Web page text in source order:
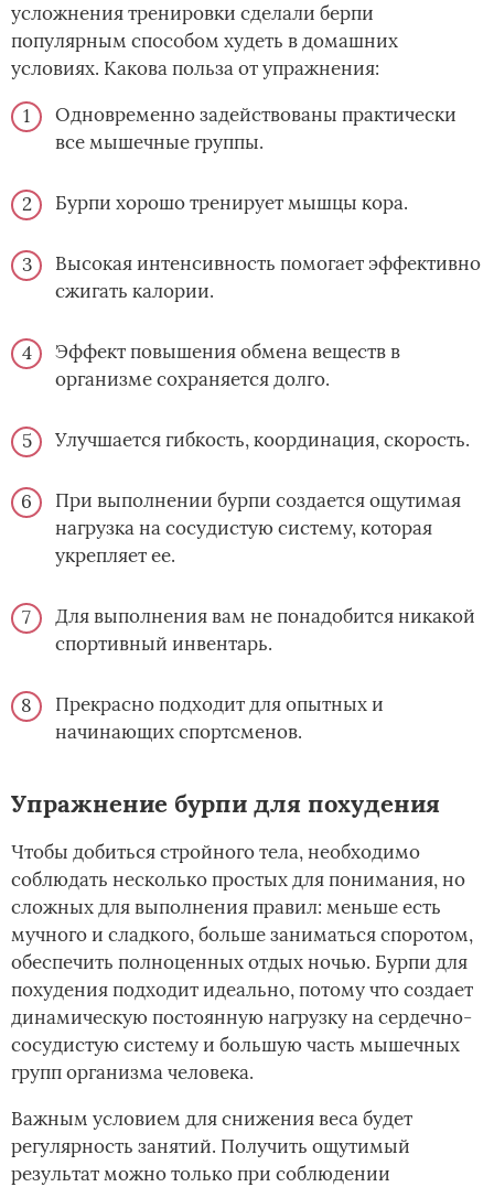
усложнения тренировки сделали берпи
популярным способом худеть в домашних
условиях. Какова польза от упражнения:
Одновременно задействованы практически
все мышечные группы.
Бурпи хорошо тренирует мышцы кора.
Высокая интенсивность помогает эффективно
сжигать калории.
Эффект повышения обмена веществ в
организме сохраняется долго.
Улучшается гибкость, координация, скорость.
При выполнении бурпи создается ощутимая
нагрузка на сосудистую систему, которая
укрепляет ее.
Для выполнения вам не понадобится никакой
спортивный инвентарь.
Прекрасно подходит для опытных и
начинающих спортсменов.
Упражнение бурпи для похудения
Чтобы добиться стройного тела, необходимо
соблюдать несколько простых для понимания, но
сложных для выполнения правил: меньше есть
мучного и сладкого, больше заниматься споротом,
обеспечить полноценных отдых ночью. Бурпи для
похудения подходит идеально, потому что создает
динамическую постоянную нагрузку на сердечно-
сосудистую систему и большую часть мышечных
групп организма человека.
Важным условием для снижения веса будет
регулярность занятий. Получить ощутимый
результат можно только при соблюдении